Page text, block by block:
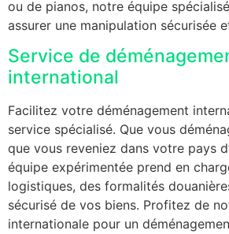
ou de pianos, notre équipe
assurer une manipulation sécurisée
Service de
international
Facilitez votre déménagement
service spécialisé. Que vous
que vous reveniez dans votre pays
équipe expérimentée prend en
logistiques, des formalités
sécurisé de vos biens. Profitez de
internationale pour un